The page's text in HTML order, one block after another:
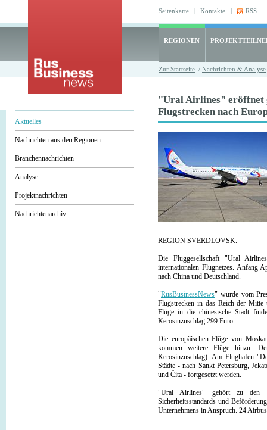
Seitenkarte | Kontakte | RSS
REGIONEN
Zur Startseite / Nachrichten & Analyse
Aktuelles
Nachrichten aus den Regionen
Branchennachrichten
Analyse
Projektnachrichten
Nachrichtenarchiv
"Ural Airlines" eröffnet
Flugstrecken nach
REGION SVERDLOVSK.
Die Fluggesellschaft "Ural
internationalen Flugnetzes. Anfang
nach China und Deutschland.
"RusBusinessNews" wurde vom
Flugstrecken in das Reich der
Flüge in die chinesische Stadt
Kerosinzuschlag 299 Euro.
Die europäischen Flüge von
kommen weitere Flüge hinzu.
Kerosinzuschlag). Am Flughafen
Städte - nach Sankt Petersburg,
und Čita - fortgesetzt werden.
"Ural Airlines" gehört zu den
Sicherheitsstandards und
Unternehmens in Anspruch. 24